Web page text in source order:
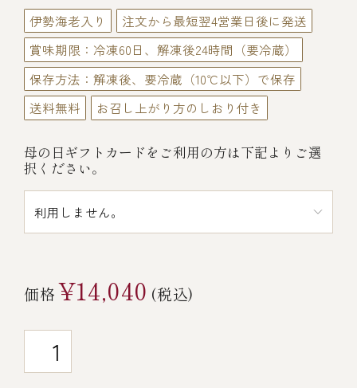
価格で探す
～￥2,999
￥3,000～￥4,999
￥5,000～￥9,999
￥10,000～￥14,999
伊勢海老入り
注文から最短翌4営業日後に発送
賞味期限：冷凍60日、解凍後24時間（要冷蔵）
保存方法：解凍後、要冷蔵（10℃以下）で保存
送料無料
お召し上がり方のしおり付き
母の日ギフトカードをご利用の方は下記よりご選
択ください。
価格¥14,040 (税込)